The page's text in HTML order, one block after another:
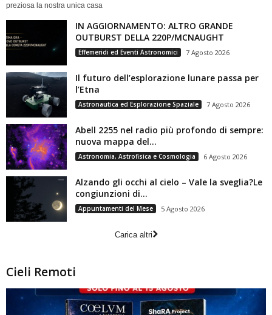
preziosa la nostra unica casa
IN AGGIORNAMENTO: ALTRO GRANDE
OUTBURST DELLA 220P/MCNAUGHT
Effemeridi ed Eventi Astronomici 7 Agosto 2026
Il futuro dell’esplorazione lunare passa per
l’Etna
Astronautica ed Esplorazione Spaziale 7 Agosto 2026
Abell 2255 nel radio più profondo di sempre:
nuova mappa del...
Astronomia, Astrofisica e Cosmologia 6 Agosto 2026
Alzando gli occhi al cielo – Vale la sveglia?Le
congiunzioni di...
Appuntamenti del Mese 5 Agosto 2026
Carica altri
Cieli Remoti